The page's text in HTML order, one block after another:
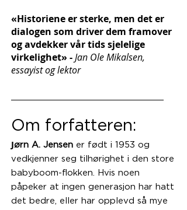
«Historiene er sterke, men det er
dialogen som driver dem framover
og avdekker vår tids sjelelige
virkelighet» -Jan Ole Mikalsen,
essayist og lektor
Om forfatteren:
Jørn A. Jensen er født i 1953 og
vedkjenner seg tilhørighet i den store
babyboom-flokken. Hvis noen
påpeker at ingen generasjon har hatt
det bedre, eller har opplevd så mye